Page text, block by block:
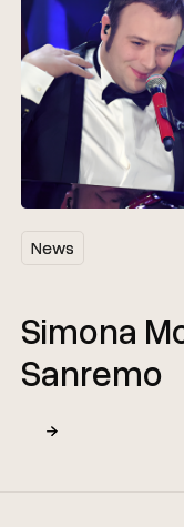
News
News
Simona
Sanremo